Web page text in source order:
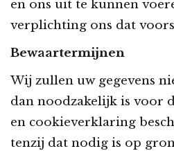
en ons uit te kunnen
verplichting ons dat
Bewaartermijnen
Wij zullen uw gegevens
dan noodzakelijk is voor
en cookieverklaring
tenzij dat nodig is op